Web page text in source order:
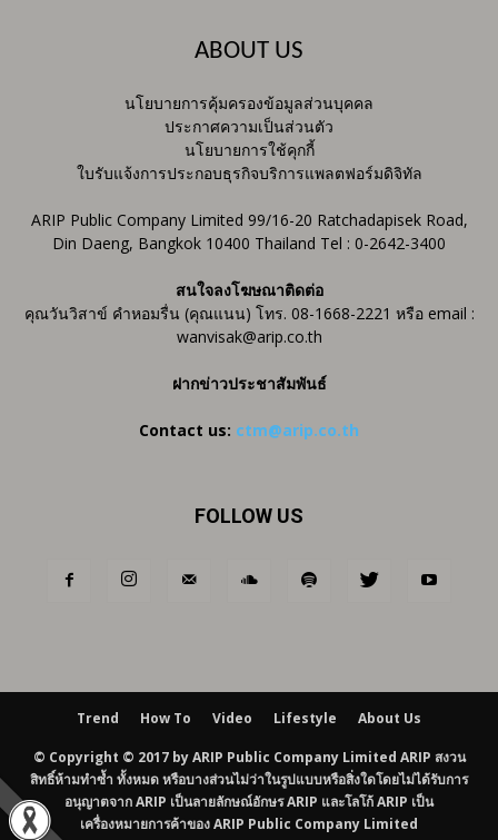
ABOUT US
นโยบายการคุ้มครองข้อมูลส่วนบุคคล
ประกาศความเป็นส่วนตัว
นโยบายการใช้คุกกี้
ใบรับแจ้งการประกอบธุรกิจบริการแพลตฟอร์มดิจิทัล
ARIP Public Company Limited 99/16-20 Ratchadapisek Road,
Din Daeng, Bangkok 10400 Thailand Tel : 0-2642-3400
สนใจลงโฆษณาติดต่อ
คุณวันวิสาข์ คำหอมรื่น (คุณแนน) โทร. 08-1668-2221 หรือ email :
wanvisak@arip.co.th
ฝากข่าวประชาสัมพันธ์
Contact us: ctm@arip.co.th
FOLLOW US
Trend How To Video Lifestyle About Us
© Copyright © 2017 by ARIP Public Company Limited ARIP สงวน
สิทธิ์ห้ามทำซ้ำ ทั้งหมด หรือบางส่วนไม่ว่าในรูปแบบหรือสิ่งใดโดยไม่ได้รับการ
อนุญาตจาก ARIP เป็นลายลักษณ์อักษร ARIP และโลโก้ ARIP เป็น
เครื่องหมายการค้าของ ARIP Public Company Limited